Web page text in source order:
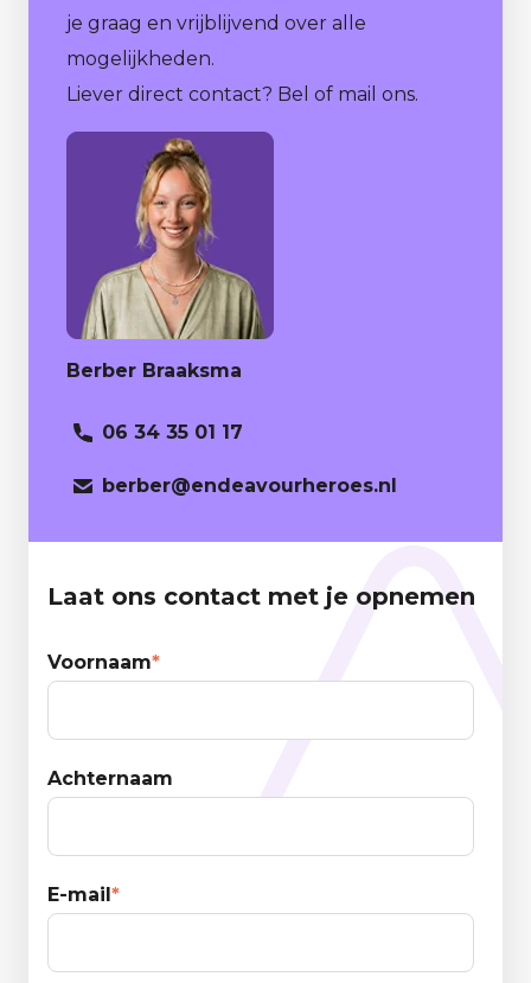
je graag en vrijblijvend over alle
mogelijkheden.
Liever direct contact? Bel of mail ons.
Berber Braaksma
06 34 35 01 17
berber@endeavourheroes.nl
Laat ons contact met je opnemen
Voornaam*
Achternaam
E-mail*